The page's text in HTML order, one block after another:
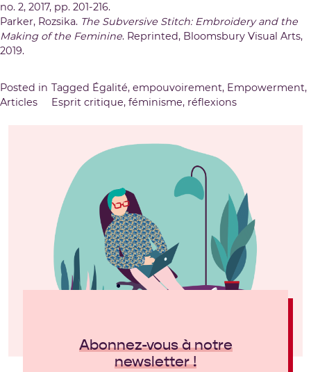
no. 2, 2017, pp. 201-216.
Parker, Rozsika. The Subversive Stitch: Embroidery and the
Making of the Feminine. Reprinted, Bloomsbury Visual Arts,
2019.
Posted in
Articles
Tagged Égalité,empouvoirement, Empowerment,
Esprit critique,féminisme, réflexions
Abonnez-vous à notre
newsletter !